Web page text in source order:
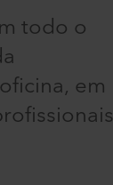
todo o
em